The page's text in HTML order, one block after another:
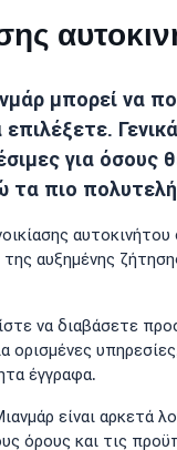
μπορεί να
για όσους
τα πιο
αυξημένης
να διαβάσετε
έγγραφα.
είναι αρκετά
όρους και τις